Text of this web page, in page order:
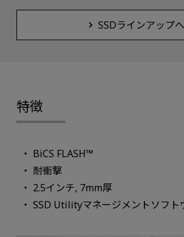
SSDラインアップへ
特徴
BiCS FLASH™
耐衝撃
2.5インチ, 7mm厚
SSD Utilityマネージメントソフト